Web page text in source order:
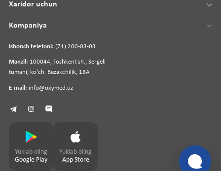
Ishonch telefoni: (71) 200-03-03
Manzil: 100044, Toshkent sh., Sergeli
tumani, koʻch. Bezakchilik, 18A
E-mail: info@oxymed.uz
Xaridor uchun
Kompaniya
Yuklab oling
Google Play
Yuklab oling
App Store